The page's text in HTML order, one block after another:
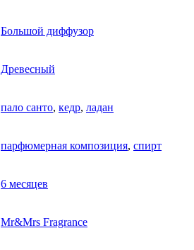
Большой диффузор
Древесный
пало санто, кедр, ладан
парфюмерная композиция, спирт
6 месяцев
Mr&Mrs Fragrance